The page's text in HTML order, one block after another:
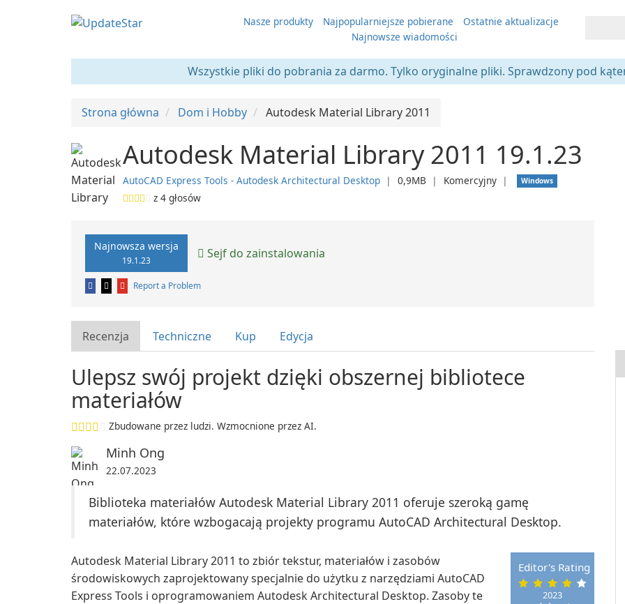
Nasze produkty Najpopularniejsze pobierane
Ostatnie aktualizacje
Najnowsze wiadomości
Wszystkie pliki do pobrania za darmo. Tylko oryginalne pliki. Sprawdzony pod
Strona główna Dom i Hobby Autodesk Material Library 2011
Autodesk Material Library 2011 19.1.23
AutoCAD Express Tools - Autodesk Architectural Desktop ❘ 0,9MB ❘ Komercyjny ❘ Windows
z 4 głosów
Najnowsza wersja
19.1.23 Sejf do zainstalowania
Report a Problem
Recenzja Techniczne Kup Edycja
Ulepsz swój projekt dzięki obszernej bibliotece
materiałów
Zbudowane przez ludzi. Wzmocnione przez AI.
Minh Ong
22.07.2023
Biblioteka materiałów Autodesk Material Library 2011 oferuje szeroką gamę
materiałów, które wzbogacają projekty programu AutoCAD Architectural Desktop.
2023
Editor's Rating
Autodesk Material Library 2011 to zbiór tekstur, materiałów i zasobów
środowiskowych zaprojektowany specjalnie do użytku z narzędziami AutoCAD
Express Tools i oprogramowaniem Autodesk Architectural Desktop. Zasoby te